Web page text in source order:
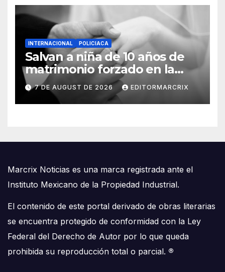
INTERNACIONAL POLICIACA
Salvan a niña de 10 años de
matrimonio forzado en la
Amazonía de Ecuador
7 DE AUGUST DE 2026 EDITORMARCRIX
Marcrix Noticias es una marca registrada ante el
Instituto Mexicano de la Propiedad Industrial.
El contenido de este portal derivado de obras literarias
se encuentra protegido de conformidad con la Ley
Federal del Derecho de Autor por lo que queda
prohibida su reproducción total o parcial. ®